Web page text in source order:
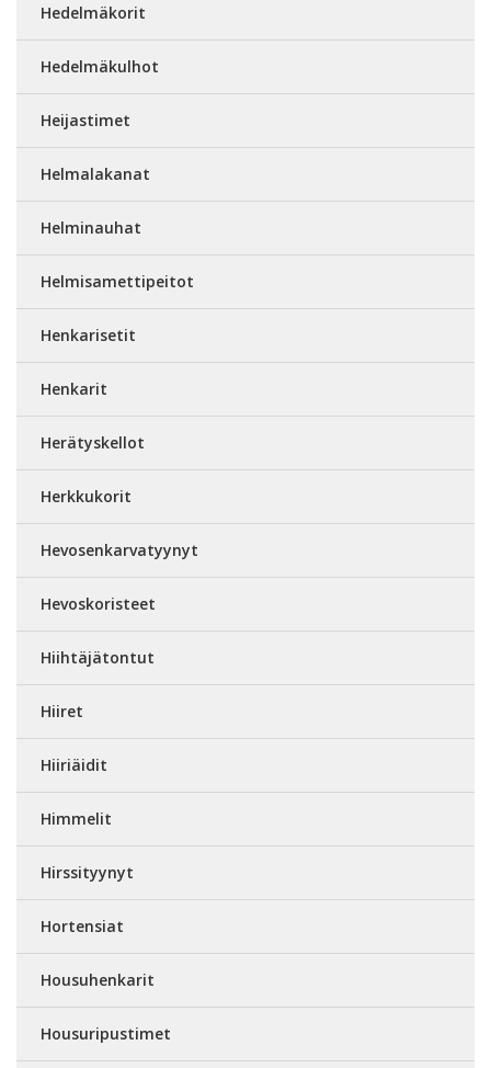
Hedelmäkorit
Hedelmäkulhot
Heijastimet
Helmalakanat
Helminauhat
Helmisamettipeitot
Henkarisetit
Henkarit
Herätyskellot
Herkkukorit
Hevosenkarvatyynyt
Hevoskoristeet
Hiihtäjätontut
Hiiret
Hiiriäidit
Himmelit
Hirssityynyt
Hortensiat
Housuhenkarit
Housuripustimet